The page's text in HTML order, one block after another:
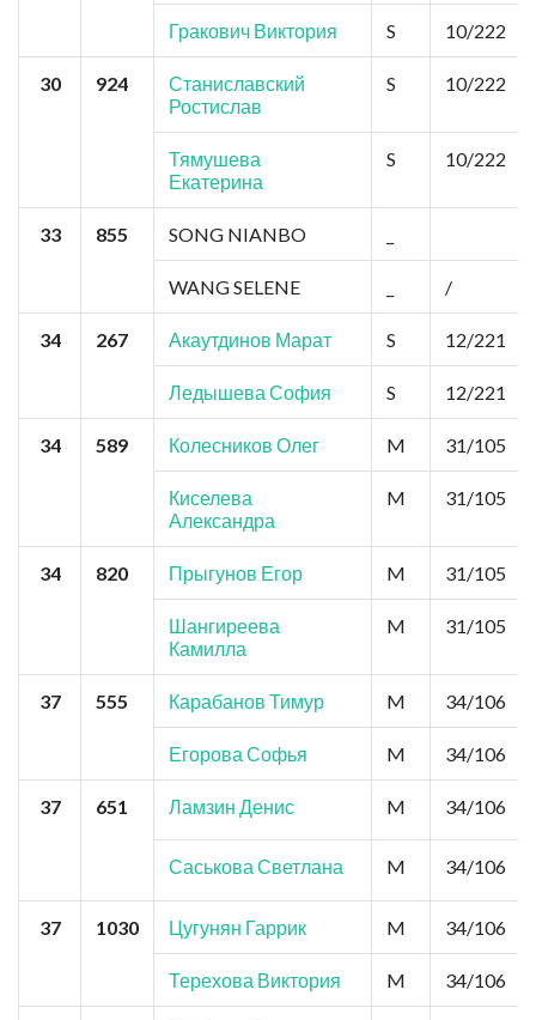
Гракович Виктория S 10/222
30 924
Станиславский
Ростислав
S 10/222
Тямушева
Екатерина
S 10/222
33 855 SONG NIANBO
WANG SELENE /
34 267 Акаутдинов Марат S 12/221
Ледышева София S 12/221
34 589 Колесников Олег M 31/105
Киселева
Александра
M 31/105
34 820 Прыгунов Егор M 31/105
Шангиреева
Камилла
M 31/105
37 555 Карабанов Тимур M 34/106
Егорова Софья M 34/106
37 651 Ламзин Денис M 34/106
Саськова Светлана M 34/106
37 1030 Цугунян Гаррик M 34/106
Терехова Виктория M 34/106